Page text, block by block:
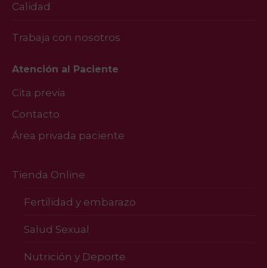
Calidad
Trabaja con nosotros
Atención al Paciente
Cita previa
Contacto
Área privada paciente
Tienda Online
Fertilidad y embarazo
Salud Sexual
Nutrición y Deporte